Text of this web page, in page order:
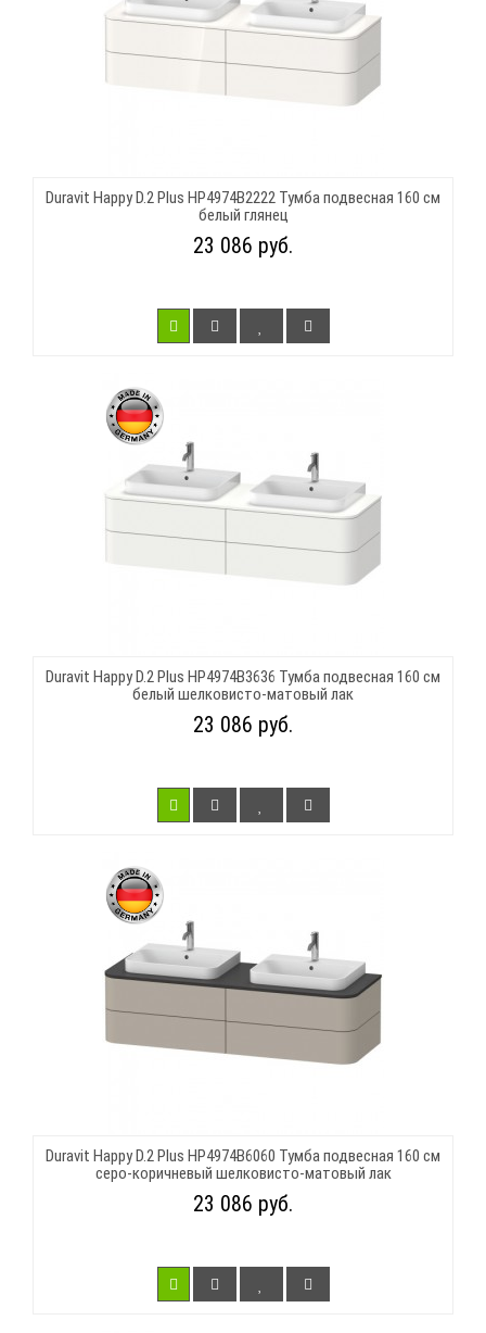
Duravit Happy D.2 Plus HP4974B2222 Тумба подвесная 160 см
белый глянец
23 086 руб.
Duravit Happy D.2 Plus HP4974B3636 Тумба подвесная 160 см
белый шелковисто-матовый лак
23 086 руб.
Duravit Happy D.2 Plus HP4974B6060 Тумба подвесная 160 см
серо-коричневый шелковисто-матовый лак
23 086 руб.